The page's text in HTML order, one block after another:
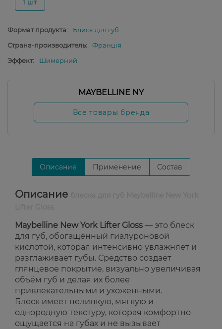
1 шт
Формат продукта:
Блиск для губ
Страна-производитель:
Франція
Эффект:
Шимерний
MAYBELLINE NY
Все товары бренда
Описание Применение Состав
Описание
Maybelline New York Lifter Gloss — это блеск
для губ, обогащённый гиалуроновой
кислотой, которая интенсивно увлажняет и
разглаживает губы. Средство создаёт
глянцевое покрытие, визуально увеличивая
объём губ и делая их более
привлекательными и ухоженными.
Блеск имеет нелипкую, мягкую и
однородную текстуру, которая комфортно
ощущается на губах и не вызывает